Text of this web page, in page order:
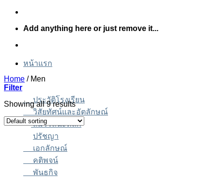
Skip
contentAdd anything here or just remove it...
หน้าแรก
ประวัติโรงเรียน
วิสัยทัศน์และอัตลักษณ์
สมรรถนะหลัก
ปรัชญา
เอกลักษณ์
คติพจน์
พันธกิจ
Home /Men
Filter
Showing all 9 results